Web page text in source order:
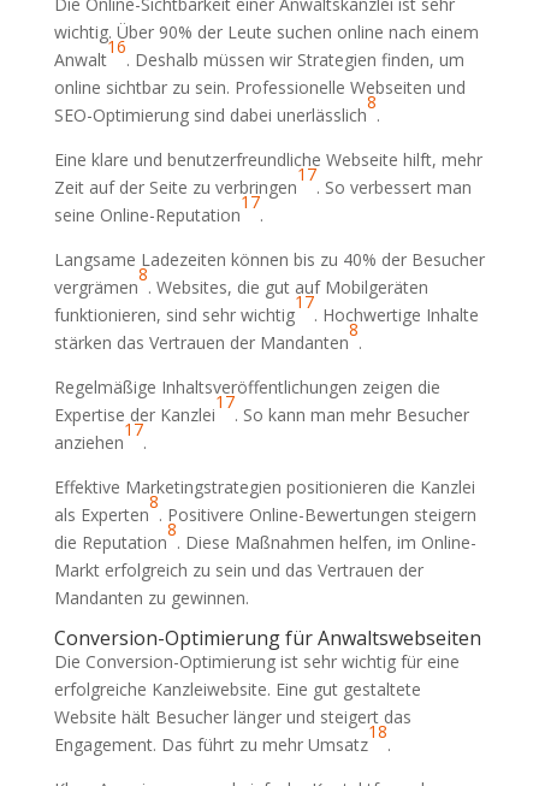
wichtig. Über 90% der Leute suchen online nach einem
Anwalt
16
. Deshalb müssen wir Strategien finden, um
online sichtbar zu sein. Professionelle Webseiten und
SEO-Optimierung sind dabei unerlässlich
8
.
Eine klare und benutzerfreundliche Webseite hilft, mehr
Zeit auf der Seite zu verbringen
17
. So verbessert man
seine Online-Reputation
17
.
Langsame Ladezeiten können bis zu 40% der Besucher
vergrämen
8
. Websites, die gut auf Mobilgeräten
funktionieren, sind sehr wichtig
17
. Hochwertige Inhalte
stärken das Vertrauen der Mandanten
8
.
Regelmäßige Inhaltsveröffentlichungen zeigen die
Expertise der Kanzlei
17
. So kann man mehr Besucher
anziehen
17
.
Effektive Marketingstrategien positionieren die Kanzlei
als Experten
8
. Positivere Online-Bewertungen steigern
die Reputation
8
. Diese Maßnahmen helfen, im Online-
Markt erfolgreich zu sein und das Vertrauen der
Mandanten zu gewinnen.
Conversion-Optimierung für Anwaltswebseiten
Die Conversion-Optimierung ist sehr wichtig für eine
erfolgreiche Kanzleiwebsite. Eine gut gestaltete
Website hält Besucher länger und steigert das
Engagement. Das führt zu mehr Umsatz
18
.